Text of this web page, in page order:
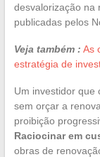
desvalorização na
publicadas pelos
Veja também : As
estratégia de
Um investidor que
sem orçar a
proibição
Raciocinar em
obras de